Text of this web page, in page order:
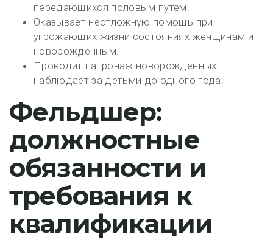
передающихся половым путем.
Оказывает неотложную помощь при
угрожающих жизни состояниях женщинам и
новорожденным.
Проводит патронаж новорожденных,
наблюдает за детьми до одного года.
Фельдшер:
должностные
обязанности и
требования к
квалификации